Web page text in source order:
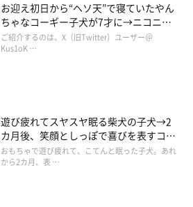
お迎え初日から“ヘソ天”で寝ていたやん
ちゃなコーギー子犬が7才に→ニコニ
コ“コーギースマイル”が魅力のコに成
長！
ご紹介するのは、X（旧Twitter）ユーザー＠
Kus1oK …
遊び疲れてスヤスヤ眠る柴犬の子犬→2
カ月後、笑顔としっぽで喜びを表すコに
成長！
おもちゃで遊び疲れて、こてんと眠った子犬。あれ
から2カ月、表 …